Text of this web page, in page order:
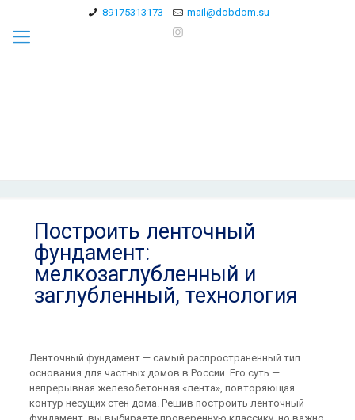
89175313173 mail@dobdom.su
Построить ленточный
фундамент:
мелкозаглубленный и
заглубленный, технология
Ленточный фундамент — самый распространенный тип
основания для частных домов в России. Его суть —
непрерывная железобетонная «лента», повторяющая
контур несущих стен дома. Решив построить ленточный